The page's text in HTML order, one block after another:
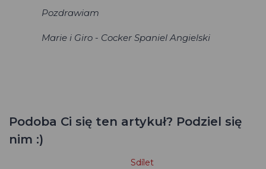
Pozdrawiam
Marie i Giro - Cocker Spaniel Angielski
Podoba Ci się ten artykuł? Podziel się
nim :)
Sdílet